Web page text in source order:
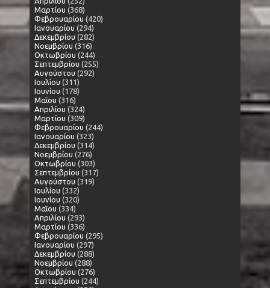
Μαρτίου (368)
Φεβρουαρίου (420)
Ιανουαρίου (294)
Δεκεμβρίου (282)
Νοεμβρίου (316)
Οκτωβρίου (244)
Σεπτεμβρίου (255)
Αυγούστου (292)
Ιουλίου (311)
Ιουνίου (178)
Μαΐου (316)
Απριλίου (324)
Μαρτίου (309)
Φεβρουαρίου (244)
Ιανουαρίου (323)
Δεκεμβρίου (314)
Νοεμβρίου (276)
Οκτωβρίου (303)
Σεπτεμβρίου (317)
Αυγούστου (319)
Ιουλίου (332)
Ιουνίου (320)
Μαΐου (334)
Απριλίου (293)
Μαρτίου (336)
Φεβρουαρίου (295)
Ιανουαρίου (297)
Δεκεμβρίου (288)
Νοεμβρίου (288)
Οκτωβρίου (276)
Σεπτεμβρίου (244)